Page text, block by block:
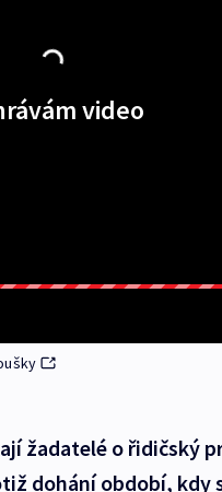
video
žadatelé o řidičský
dohání období, kdy